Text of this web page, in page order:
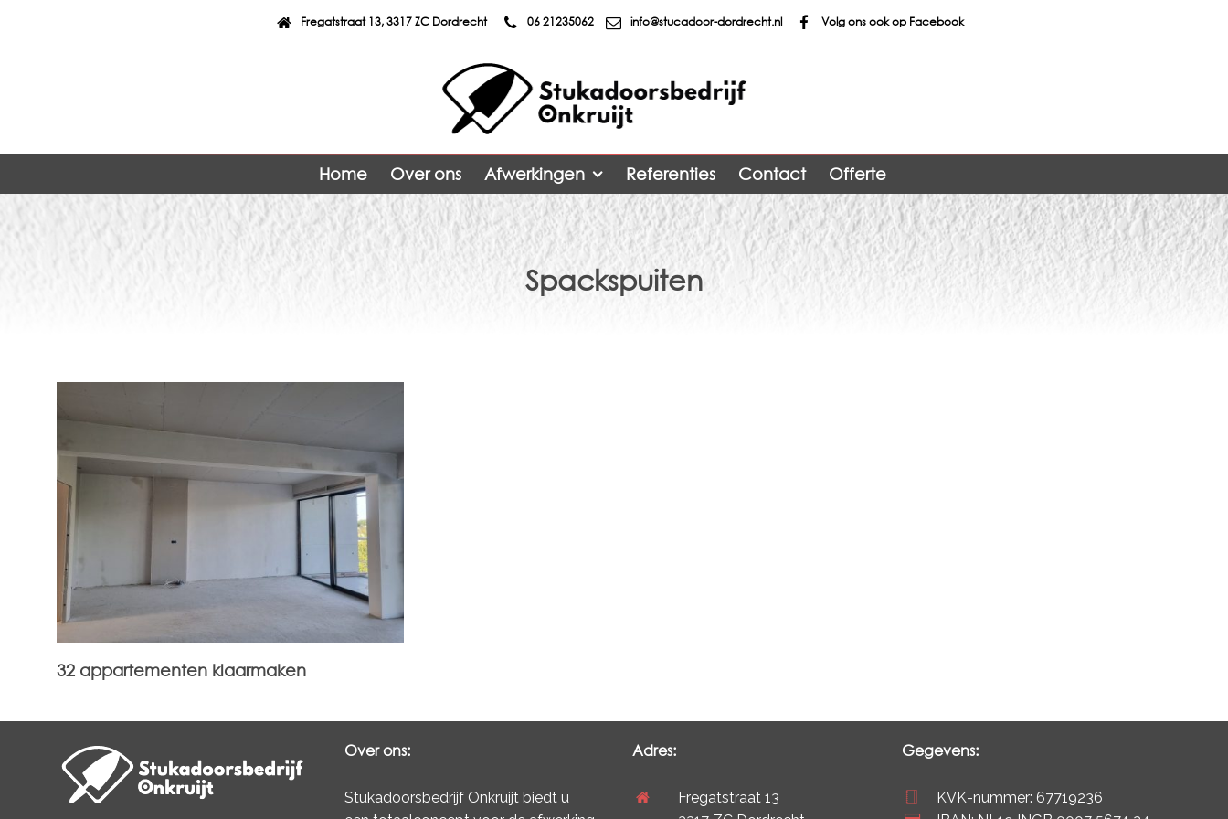
Fregatstraat 13, 3317 ZC Dordrecht 06 21235062 info@stucadoor-dordrecht.nl Volg ons ook op Facebook
Home Over ons Afwerkingen Referenties Contact Offerte
Spackspuiten
32 appartementen klaarmaken
Over ons:
Stukadoorsbedrijf Onkruijt biedt u
Adres:
Fregatstraat 13
Gegevens:
KVK-nummer: 67719236